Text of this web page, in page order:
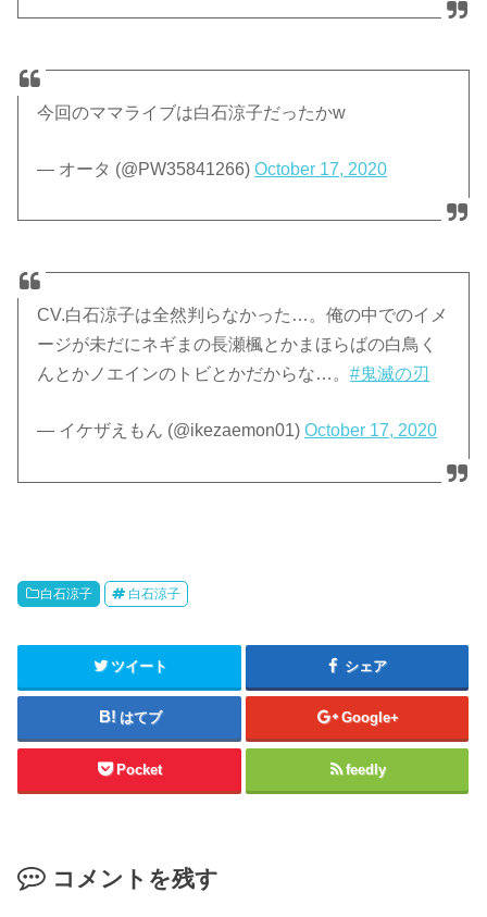
今回のママライブは白石涼子だったかw
— オータ (@PW35841266)October 17, 2020
CV.白石涼子は全然判らなかった…。俺の中でのイメ
ージが未だにネギまの長瀬楓とかまほらばの白鳥く
んとかノエインのトビとかだからな…。#鬼滅の刃
— イケザえもん (@ikezaemon01)October 17, 2020
白石涼子 白石涼子
ツイート シェア
はてブ Google+
Pocket feedly
コメントを残す